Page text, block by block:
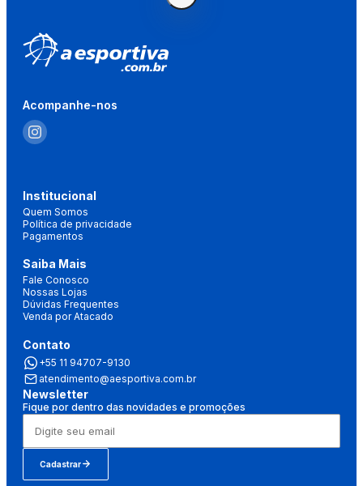
Acompanhe-nos
Institucional
Quem Somos
Política de privacidade
Pagamentos
Saiba Mais
Fale Conosco
Nossas Lojas
Dúvidas Frequentes
Venda por Atacado
Contato
+55 11 94707-9130
atendimento@aesportiva.com.br
Newsletter
Fique por dentro das novidades e promoções
Cadastrar